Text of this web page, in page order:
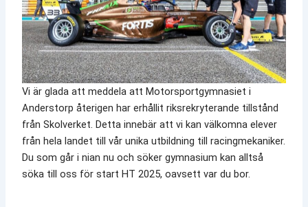
Vi är glada att meddela att Motorsportgymnasiet i
Anderstorp återigen har erhållit riksrekryterande tillstånd
från Skolverket. Detta innebär att vi kan välkomna elever
från hela landet till vår unika utbildning till racingmekaniker.
Du som går i nian nu och söker gymnasium kan alltså
söka till oss för start HT 2025, oavsett var du bor.